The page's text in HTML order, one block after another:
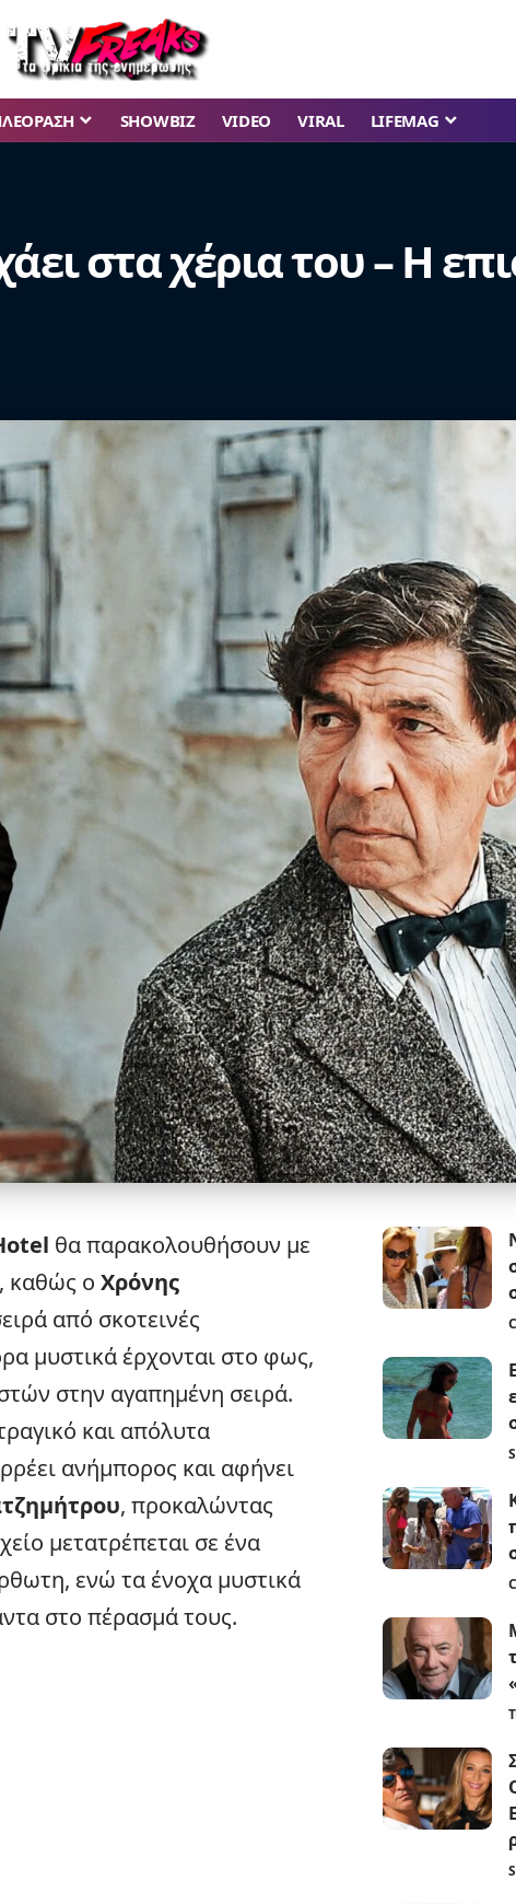
SHOWBIZ VIDEO VIRAL LIFEMAG
στα χέρια του – Η
θα παρακολουθήσουν με
καθώς ο Χρόνης
από σκοτεινές
μυστικά έρχονται στο φως,
στην αγαπημένη σειρά.
και απόλυτα
ανήμπορος και αφήνει
, προκαλώντας
μετατρέπεται σε ένα
ενώ τα ένοχα μυστικά
στο πέρασμά τους.